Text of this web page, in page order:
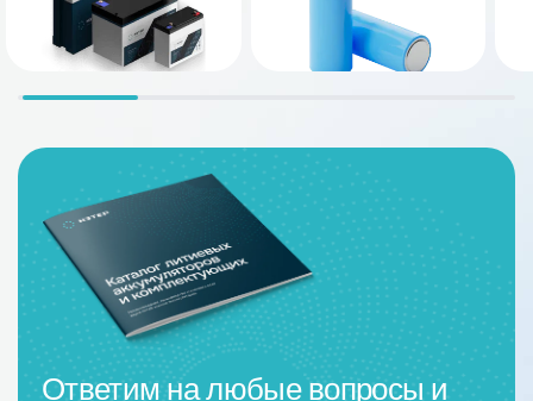
Ответим на любые вопросы и